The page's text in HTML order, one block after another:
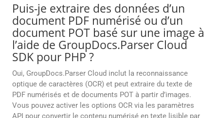
Puis-je extraire des données d’un
document PDF numérisé ou d’un
document POT basé sur une image à
l’aide de GroupDocs.Parser Cloud
SDK pour PHP ?
Oui, GroupDocs.Parser Cloud inclut la reconnaissance
optique de caractères (OCR) et peut extraire du texte de
PDF numérisés et de documents POT à partir d’images.
Vous pouvez activer les options OCR via les paramètres
API pour convertir le contenu numérisé en texte lisible par